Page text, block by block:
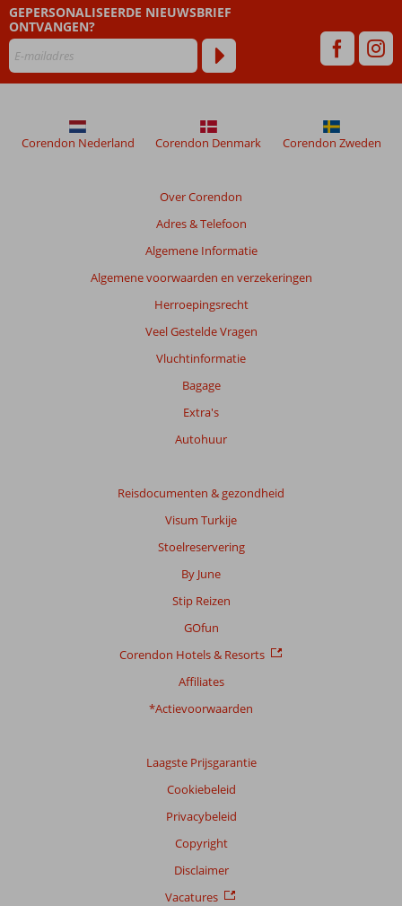
GEPERSONALISEERDE NIEUWSBRIEF
ONTVANGEN?
Over Corendon
Adres & Telefoon
Algemene Informatie
Algemene voorwaarden en verzekeringen
Herroepingsrecht
Veel Gestelde Vragen
Vluchtinformatie
Bagage
Extra's
Autohuur
Reisdocumenten & gezondheid
Visum Turkije
Stoelreservering
By June
Stip Reizen
GOfun
Corendon Hotels & Resorts
Affiliates
*Actievoorwaarden
Laagste Prijsgarantie
Cookiebeleid
Privacybeleid
Copyright
Disclaimer
Vacatures
Corendon Nederland Corendon Denmark Corendon Zweden